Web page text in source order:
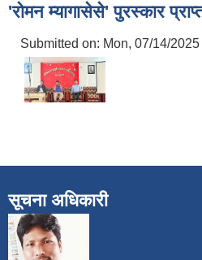
'रोमन म्यागासेसे' पुरस्कार
Submitted on: Mon, 07/14/
सूचना अधिकारी